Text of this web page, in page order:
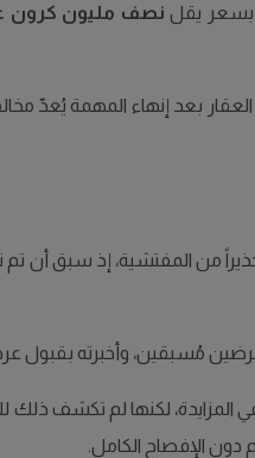
بسعر يقل نصف مليون كرون
بعد إنهاء المهمة يُعدّ
من المفتشية، إذ سبق
مُسبقين، وأخبرته بقبول
دون الإفصاح الكامل.